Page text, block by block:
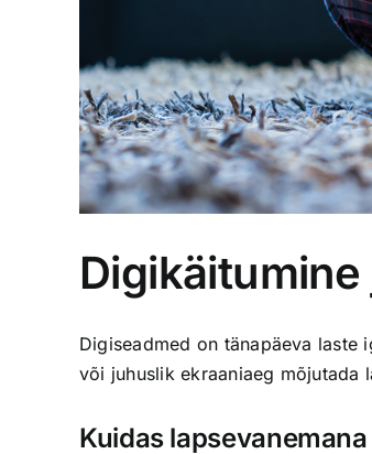
Digiseadmed on tänapäeva laste
või juhuslik ekraaniaeg mõjutada
Kuidas